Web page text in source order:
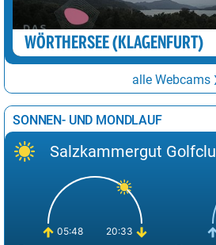
WÖRTHERSEE (KLAGENFURT)
alle Webcams
SONNEN- UND MONDLAUF
Salzkammergut
05:48 20:33